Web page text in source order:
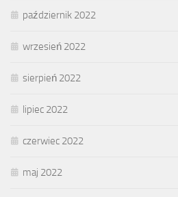
październik 2022
wrzesień 2022
sierpień 2022
lipiec 2022
czerwiec 2022
maj 2022